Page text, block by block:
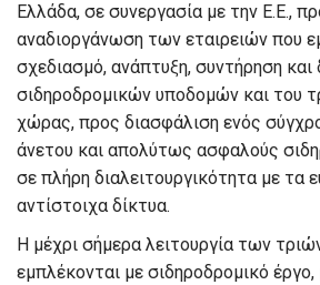
Ελλάδα, σε συνεργασία με την Ε.Ε.,
αναδιοργάνωση των εταιρειών που
σχεδιασμό, ανάπτυξη, συντήρηση και
σιδηροδρομικών υποδομών και του
χώρας, προς διασφάλιση ενός
άνετου και απολύτως ασφαλούς
σε πλήρη διαλειτουργικότητα με τα
αντίστοιχα δίκτυα.
Η μέχρι σήμερα λειτουργία των
εμπλέκονται με σιδηροδρομικό